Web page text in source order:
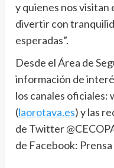
y quienes nos visitan
divertir con
esperadas”.
Desde el Área de
información de
los canales oficiales:
(laorotava.es) y las
de Twitter
de Facebook: